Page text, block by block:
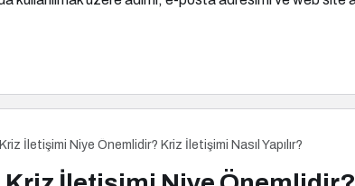
İletişimi Niye Önemlidir? Kriz İletişimi Nasıl Yapılır?